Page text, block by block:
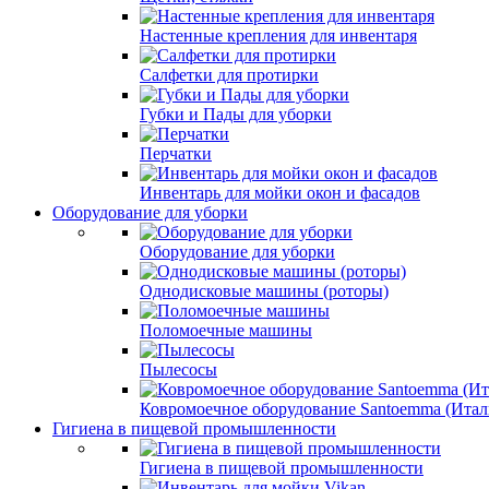
Настенные крепления для инвентаря
Салфетки для протирки
Губки и Пады для уборки
Перчатки
Инвентарь для мойки окон и фасадов
Оборудование для уборки
Оборудование для уборки
Однодисковые машины (роторы)
Поломоечные машины
Пылесосы
Ковромоечное оборудование Santoemma
Гигиена в пищевой промышленности
Гигиена в пищевой промышленности